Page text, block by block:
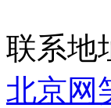
联系地
北京网